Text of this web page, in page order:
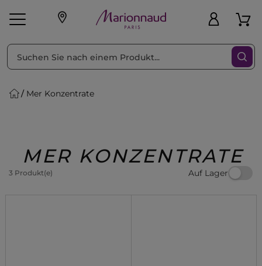
Geschenke
Mer Konzentrate
MER KONZENTRATE
3 Produkt(e) Auf Lager
sortieren nach Filter